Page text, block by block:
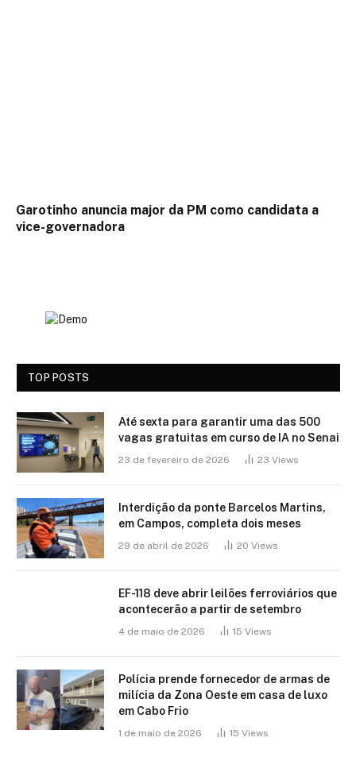
Garotinho anuncia major da PM como candidata a
vice-governadora
TOP POSTS
Até sexta para garantir uma das 500
vagas gratuitas em curso de IA no Senai
23 de fevereiro de 2026 23 Views
Interdição da ponte Barcelos Martins,
em Campos, completa dois meses
29 de abril de 2026 20 Views
EF-118 deve abrir leilões ferroviários que
acontecerão a partir de setembro
4 de maio de 2026 15 Views
Polícia prende fornecedor de armas de
milícia da Zona Oeste em casa de luxo
em Cabo Frio
1 de maio de 2026 15 Views